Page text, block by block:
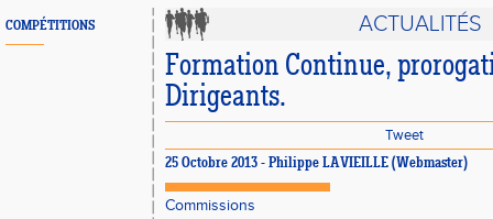
COMPÉTITIONS ACTUALITÉS
Formation Continue,
Dirigeants.
Tweet
25 Octobre 2013 - Philippe LAVIEILLE (Webmaster)
Commissions